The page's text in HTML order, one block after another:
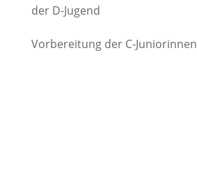
der D-Jugend
Vorbereitung der C-Juniorinnen